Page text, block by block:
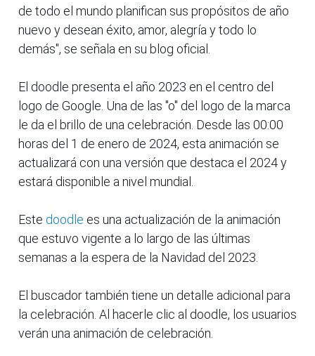
de todo el mundo planifican sus propósitos de año
nuevo y desean éxito, amor, alegría y todo lo
demás", se señala en su blog oficial.
El doodle presenta el año 2023 en el centro del
logo de Google. Una de las "o" del logo de la marca
le da el brillo de una celebración. Desde las 00:00
horas del 1 de enero de 2024, esta animación se
actualizará con una versión que destaca el 2024 y
estará disponible a nivel mundial.
Este doodle es una actualización de la animación
que estuvo vigente a lo largo de las últimas
semanas a la espera de la Navidad del 2023.
El buscador también tiene un detalle adicional para
la celebración. Al hacerle clic al doodle, los usuarios
verán una animación de celebración.